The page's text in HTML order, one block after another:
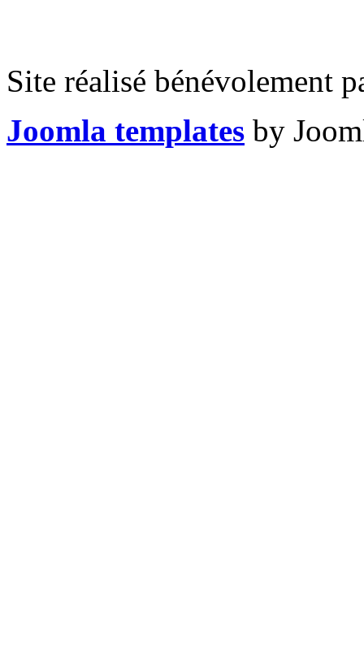
Site réalisé bénévolement
Joomla templates by